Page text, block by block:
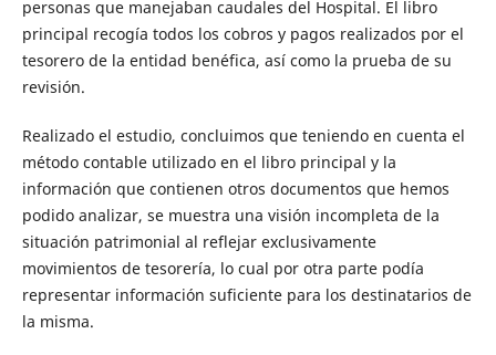
personas que manejaban caudales del Hospital. El libro
principal recogía todos los cobros y pagos realizados por el
tesorero de la entidad benéfica, así como la prueba de su
revisión.
Realizado el estudio, concluimos que teniendo en cuenta el
método contable utilizado en el libro principal y la
información que contienen otros documentos que hemos
podido analizar, se muestra una visión incompleta de la
situación patrimonial al reflejar exclusivamente
movimientos de tesorería, lo cual por otra parte podía
representar información suficiente para los destinatarios de
la misma.